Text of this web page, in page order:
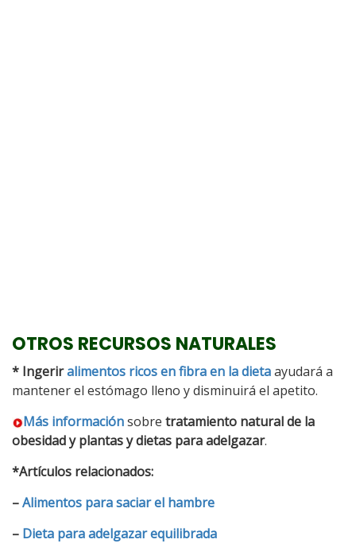
OTROS RECURSOS NATURALES
* Ingeriralimentos ricos en fibra en la dietaayudará a
mantener el estómago lleno y disminuirá el apetito.
Más informaciónsobre tratamiento natural de la
obesidad y plantas y dietas para adelgazar.
*Artículos relacionados:
–Alimentos para saciar el hambre
– Dieta para adelgazar equilibrada